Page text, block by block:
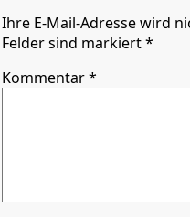
Ihre E-Mail-Adresse wird
Felder sind markiert *
Kommentar*